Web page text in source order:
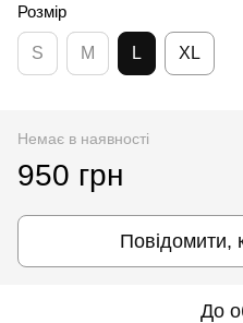
Розмір
S M L XL
Немає в наявності
950 грн
Повідомити,
До